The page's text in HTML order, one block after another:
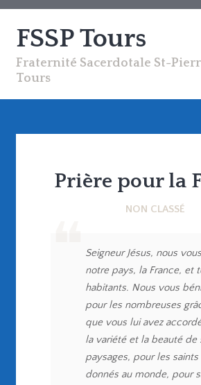
FSSP Tours
Fraternité Sacerdotale St-
Tours
Prière pour la
NON CLASSÉ
Seigneur Jésus, nous
notre pays, la France, et
habitants. Nous vous
pour les nombreuses
que vous lui avez
la variété et la beauté de
paysages, pour les saints
donnés au monde, pour